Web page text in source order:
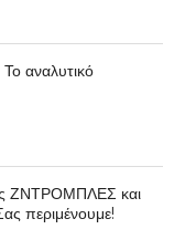
αναλυτικό
ΖΝΤΡΟΜΠΛΕΣ και
περιμένουμε!